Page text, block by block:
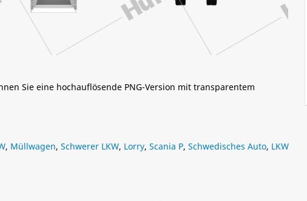
Sie eine hochauflösende PNG-Version mit transparentem
, Müllwagen, Schwerer LKW, Lorry, Scania P, Schwedisches Auto, LKW